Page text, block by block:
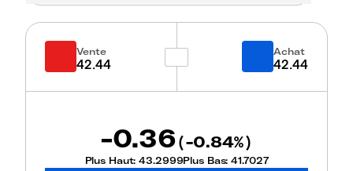
Vente
42.44
Achat
42.44
-0.36(-0.84%)
Plus Haut:43.2999Plus Bas:41.7027